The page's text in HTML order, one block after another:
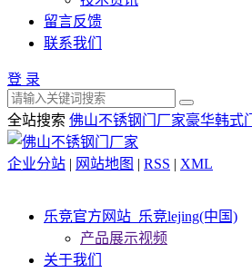
留言反馈
联系我们
登 录
全站搜索 佛山不锈钢门厂家豪华韩式门
企业分站 | 网站地图 | RSS | XML
乐竞官方网站_乐竞lejing(中国)
产品展示视频
关于我们